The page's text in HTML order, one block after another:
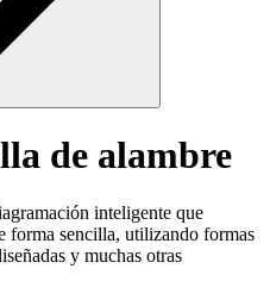
de alambre
inteligente que
forma sencilla, utilizando formas
y muchas otras